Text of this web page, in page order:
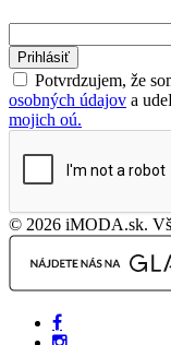
Prihlásiť
Potvrdzujem, že
osobných údajov a
mojich oú.
© 2026 iMODA.sk.